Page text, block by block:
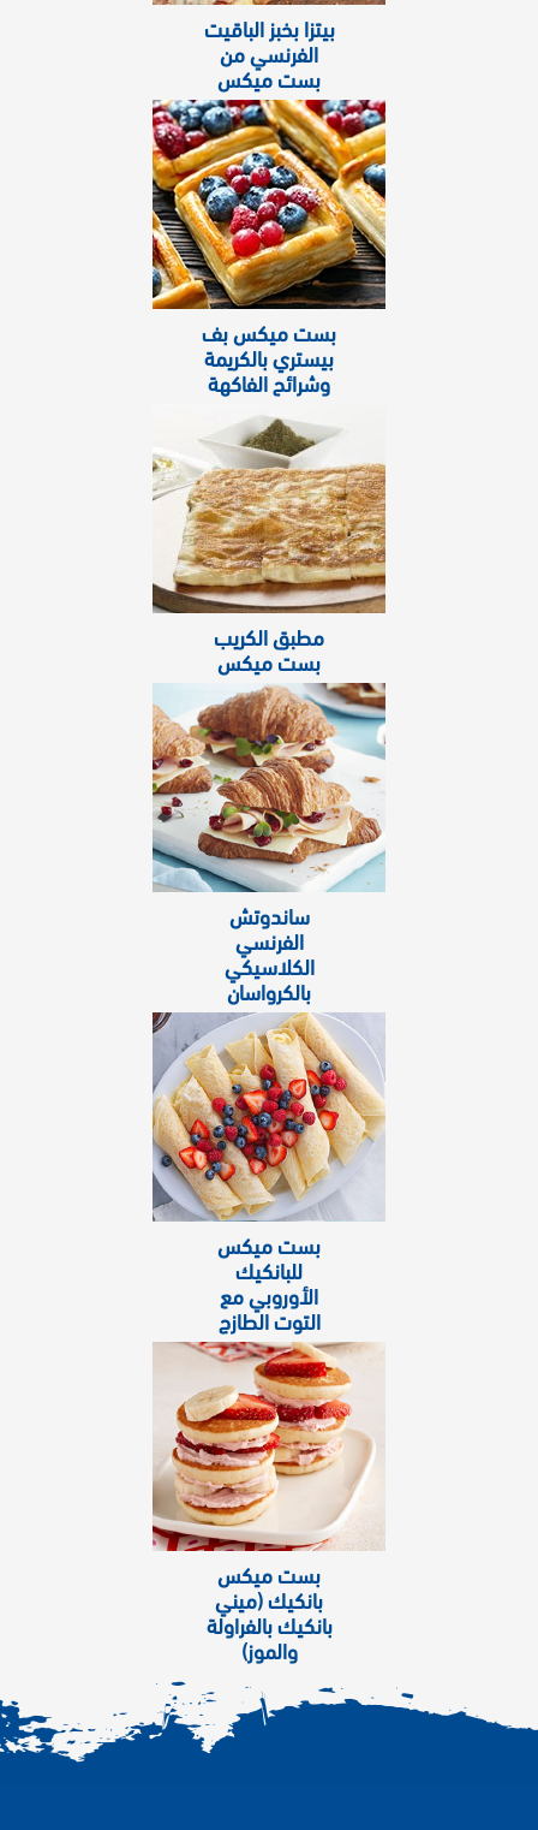
بيتزا بخبز الباقيت
الفرنسي من
بست ميكس
بست ميكس بف
بيستري بالكريمة
وشرائح الفاكهة
مطبق الكريب
بست ميكس
ساندوتش
الفرنسي
الكلاسيكي
بالكرواسان
بست ميكس
للبانكيك
الأوروبي مع
التوت الطازج
بست ميكس
بانكيك (ميني
بانكيك بالفراولة
والموز)